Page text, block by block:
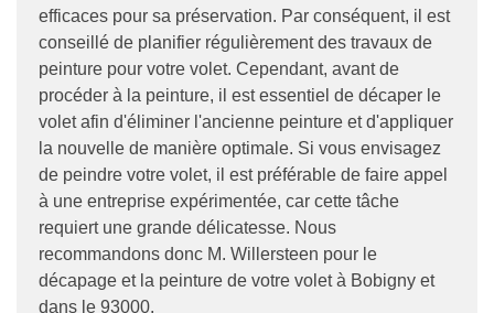
efficaces pour sa préservation. Par conséquent, il est
conseillé de planifier régulièrement des travaux de
peinture pour votre volet. Cependant, avant de
procéder à la peinture, il est essentiel de décaper le
volet afin d'éliminer l'ancienne peinture et d'appliquer
la nouvelle de manière optimale. Si vous envisagez
de peindre votre volet, il est préférable de faire appel
à une entreprise expérimentée, car cette tâche
requiert une grande délicatesse. Nous
recommandons donc M. Willersteen pour le
décapage et la peinture de votre volet à Bobigny et
dans le 93000.